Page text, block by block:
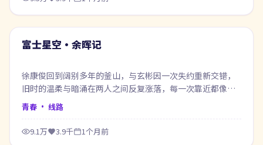
最新
富士星空·余晖记
徐康俊回到阔别多年的釜山，与玄彬因一次失约重新交错，
旧时的温柔与暗涌在两人之间反复涨落，每一次靠近都像在
赎回当年的失约。
青春 · 线路
9.1万 3.9千 1个月前